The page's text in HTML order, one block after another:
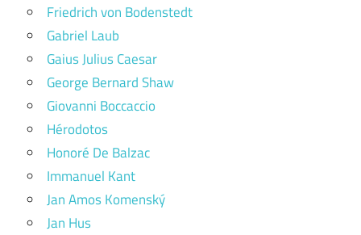
Friedrich von Bodenstedt
Gabriel Laub
Gaius Julius Caesar
George Bernard Shaw
Giovanni Boccaccio
Hérodotos
Honoré De Balzac
Immanuel Kant
Jan Amos Komenský
Jan Hus